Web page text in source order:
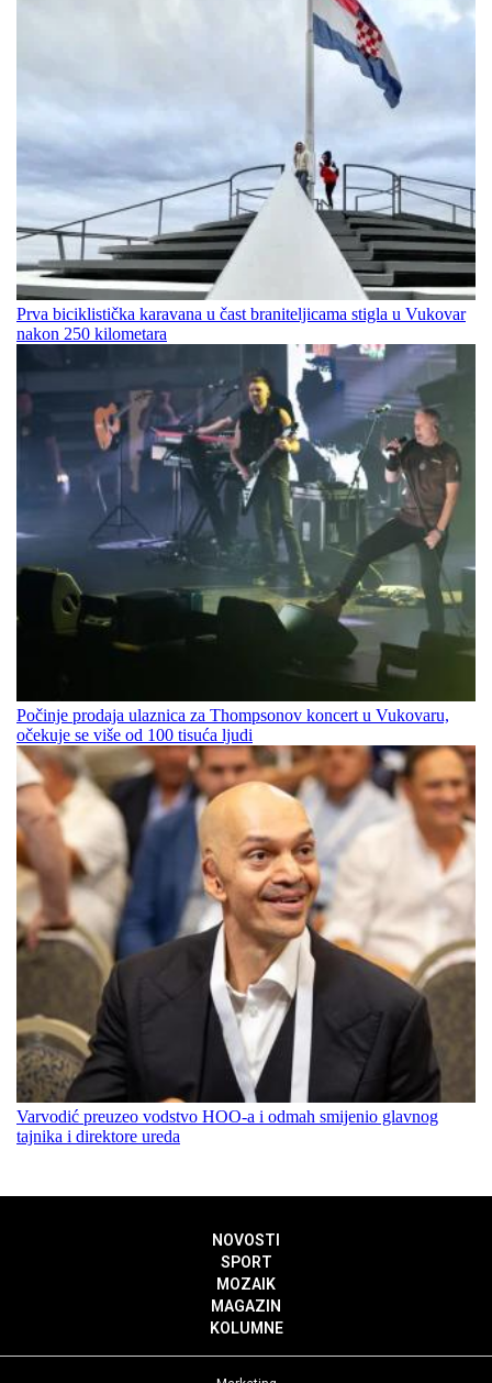
Prva biciklistička karavana u čast braniteljicama stigla u Vukovar
nakon 250 kilometara
Počinje prodaja ulaznica za Thompsonov koncert u Vukovaru,
očekuje se više od 100 tisuća ljudi
Varvodić preuzeo vodstvo HOO-a i odmah smijenio glavnog
tajnika i direktore ureda
NOVOSTI
SPORT
MOZAIK
MAGAZIN
KOLUMNE